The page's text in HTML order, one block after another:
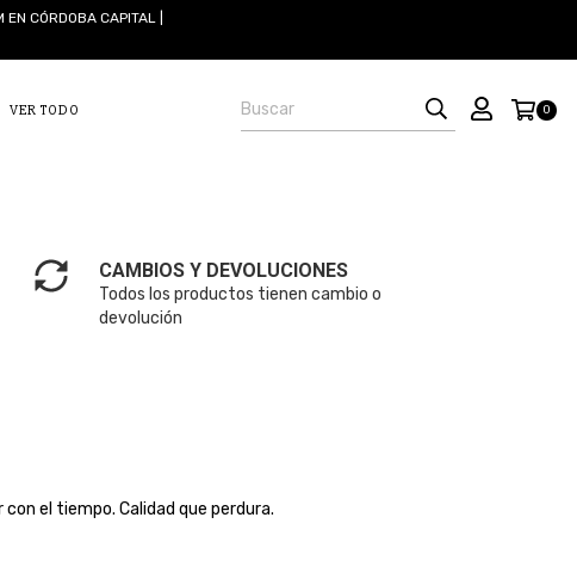
CÓRDOBA CAPITAL |
VER TODO 0
CAMBIOS Y DEVOLUCIONES
Todos los productos tienen cambio o
devolución
el tiempo. Calidad que perdura.